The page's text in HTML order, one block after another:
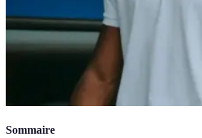
Sommaire